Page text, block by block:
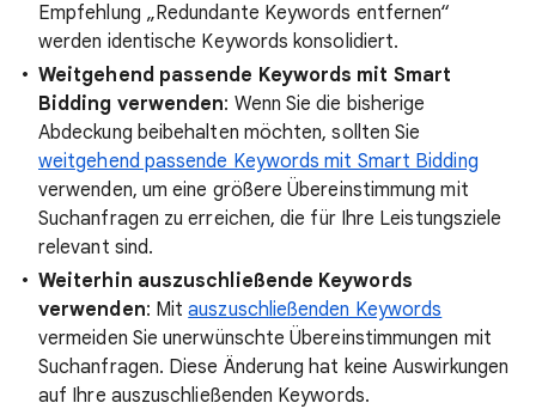
Empfehlung „Redundante Keywords entfernen“
werden identische Keywords konsolidiert.
Weitgehend passende Keywords mit Smart
Bidding verwenden: Wenn Sie die bisherige
Abdeckung beibehalten möchten, sollten Sie
weitgehend passende Keywords mit Smart Bidding
verwenden, um eine größere Übereinstimmung mit
Suchanfragen zu erreichen, die für Ihre Leistungsziele
relevant sind.
Weiterhin auszuschließende Keywords
verwenden: Mitauszuschließenden Keywords
vermeiden Sie unerwünschte Übereinstimmungen mit
Suchanfragen. Diese Änderung hat keine Auswirkungen
auf Ihre auszuschließenden Keywords.